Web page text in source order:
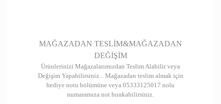
MAĞAZADAN TESLİM&MAĞAZADAN
DEĞİŞİM
Ürünlerinizi Mağazalarımızdan Teslim Alabilir veya
Değişim Yapabilirsiniz... Mağazadan teslim almak için
hediye notu bölümüne veya 05333125017 nolu
numaramıza not bırakabilirsiniz.